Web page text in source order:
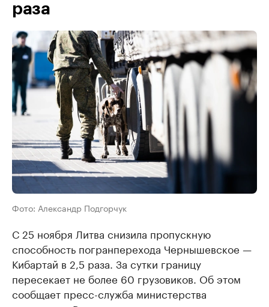
раза
Фото: Александр Подгорчук
С 25 ноября Литва снизила пропускную
способность погранперехода Чернышевское —
Кибартай в 2,5 раза. За сутки границу
пересекает не более 60 грузовиков. Об этом
сообщает пресс-служба министерства